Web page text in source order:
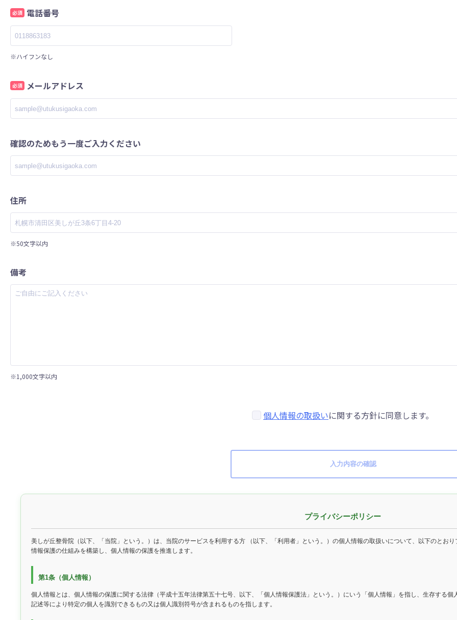
必須 電話番号
※ハイフンなし
必須 メールアドレス
確認のためもう一度ご入力ください
住所
※50文字以内
備考
※1,000文字以内
個人情報の取扱いに関する方針に同意します。
⼊⼒内容の確認
プライバシーポリシー
美しが丘整骨院（以下、「当院」という。）は、当院のサービスを利用する方 （以下、「利用者」という。）の個人情報の取扱いについて、以下のとお
情報保護の仕組みを構築し、個人情報の保護を推進します。
第1条（個人情報）
個人情報とは、個人情報の保護に関する法律（平成十五年法律第五十七号、以下、「個人情報保護法」という。）にいう「個人情報」を指し、生存する
記述等により特定の個人を識別できるもの又は個人識別符号が含まれるものを指します。